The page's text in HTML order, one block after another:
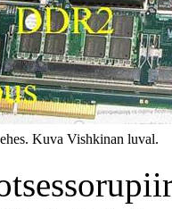
Kuva Vishkinan luval.